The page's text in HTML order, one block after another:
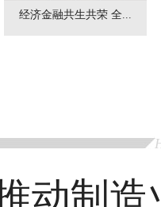
经济金融共生共荣 全...
动制